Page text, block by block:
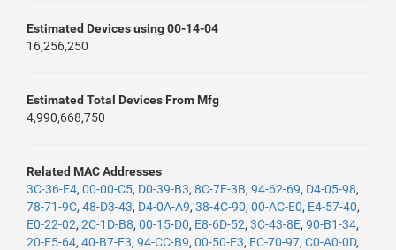
Estimated Devices using 00-14-04
16,256,250
Estimated Total Devices From Mfg
4,990,668,750
Related MAC Addresses
3C-36-E4, 00-00-C5, D0-39-B3, 8C-7F-3B, 94-62-69, D4-05-98,
78-71-9C, 48-D3-43, D4-0A-A9, 38-4C-90, 00-AC-E0, E4-57-40,
E0-22-02, 2C-1D-B8, 00-15-D0, E8-6D-52, 3C-43-8E, 90-B1-34,
20-E5-64, 40-B7-F3, 94-CC-B9, 00-50-E3, EC-70-97, C0-A0-0D,